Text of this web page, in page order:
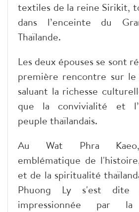
textiles de la reine Sirikit,
dans l’enceinte du
Thaïlande.
Les deux épouses se sont
première rencontre sur le
saluant la richesse
que la convivialité et
peuple thaïlandais.
Au Wat Phra Kaeo,
emblématique de
et de la spiritualité
Phuong Ly s'est dite
impressionnée par